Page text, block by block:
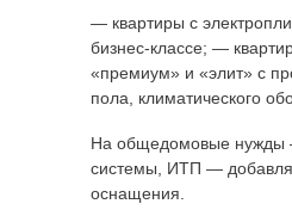
— квартиры с
бизнес-классе; —
«премиум» и «элит» с
пола, климатического
На общедомовые нужды
системы, ИТП —
оснащения.